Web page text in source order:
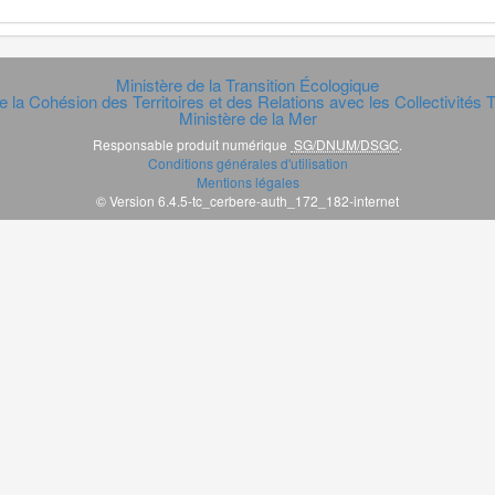
Ministère de la Transition Écologique
la Cohésion des Territoires et des Relations avec les Collectivités
Ministère de la Mer
Responsable produit numérique SG/DNUM/DSGC
Conditions générales d'utilisation
Mentions légales
© Version 6.4.5-tc_cerbere-auth_172_182-internet